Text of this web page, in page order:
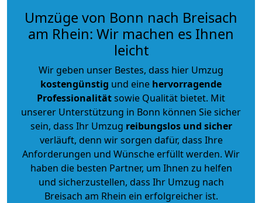
Umzüge von Bonn nach Breisach
am Rhein: Wir machen es Ihnen
leicht
Wir geben unser Bestes, dass hier Umzug
kostengünstig und eine hervorragende
Professionalitätsowie Qualität bietet. Mit
unserer Unterstützung in Bonn können Sie sicher
sein, dass Ihr Umzug reibungslos und sicher
verläuft, denn wir sorgen dafür, dass Ihre
Anforderungen und Wünsche erfüllt werden. Wir
haben die besten Partner, um Ihnen zu helfen
und sicherzustellen, dass Ihr Umzug nach
Breisach am Rhein ein erfolgreicher ist.